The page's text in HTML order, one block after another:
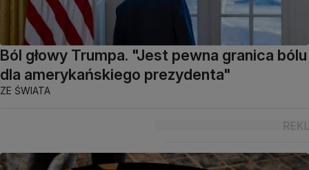
Ból głowy Trumpa. "Jest pewna granica bólu
dla amerykańskiego prezydenta"
ZE ŚWIATA